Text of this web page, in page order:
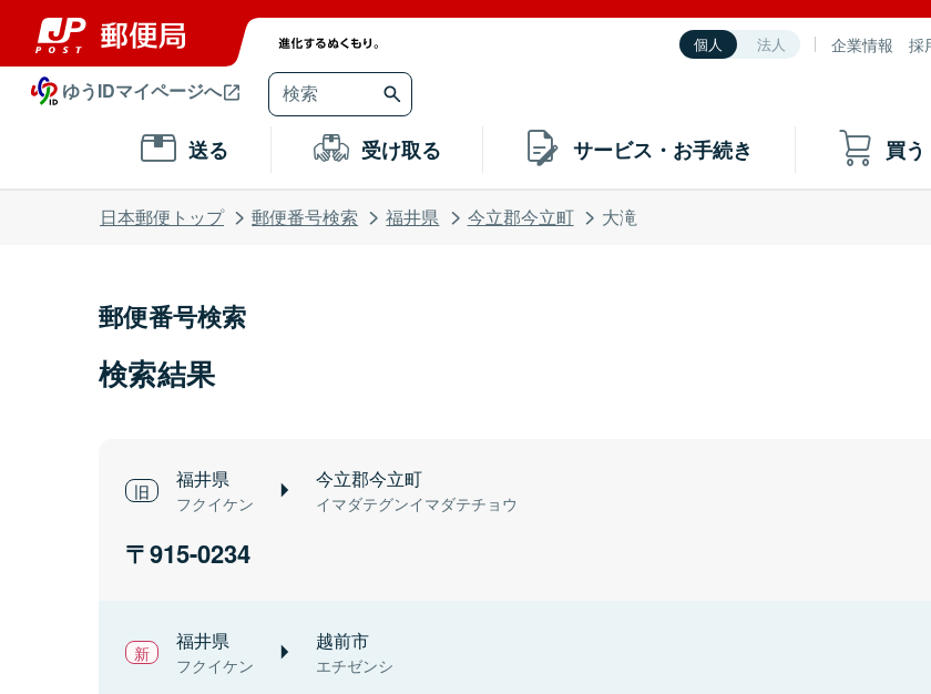
個人 法人 企業情報 採
ゆうIDマイページへ
送る 受け取る サービス・お手続き 買う
日本郵便トップ 郵便番号検索 福井県 今立郡今立町 大滝
郵便番号検索
検索結果
福井県
フクイケン
今立郡今立町
イマダテグンイマダテチョウ
915-0234
福井県
フクイケン
越前市
エチゼンシ